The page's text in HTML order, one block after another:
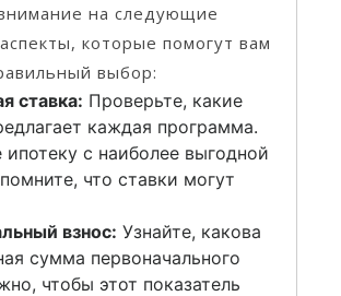
на следующие
которые помогут вам
выбор:
ставка: Проверьте, какие
каждая программа.
ипотеку с наиболее выгодной
что ставки могут
взнос: Узнайте, какова
сумма первоначального
чтобы этот показатель